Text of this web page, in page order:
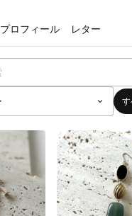
プロフィール レター
す